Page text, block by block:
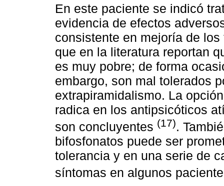
En este paciente se indicó
evidencia de efectos
consistente en mejoría de
que en la literatura reportan
es muy pobre; de forma
embargo, son mal tolerados
extrapiramidalismo. La
radica en los antipsicóticos
son concluyentes (17).
bifosfonatos puede ser
tolerancia y en una serie de
síntomas en algunos